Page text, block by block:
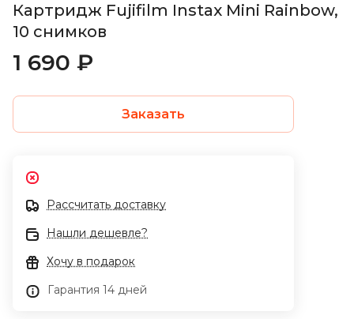
Картридж Fujifilm Instax Mini Rainbow,
10 снимков
1 690 ₽
Заказать
Рассчитать доставку
Нашли дешевле?
Хочу в подарок
Гарантия 14 дней